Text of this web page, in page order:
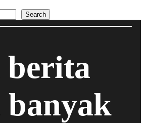
Search
berita
banyak